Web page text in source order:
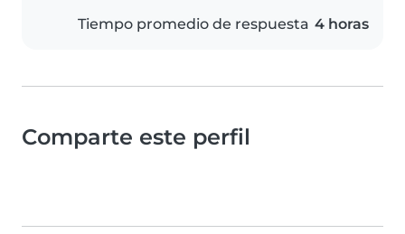
Tiempo promedio de respuesta 4 horas
Comparte este perfil